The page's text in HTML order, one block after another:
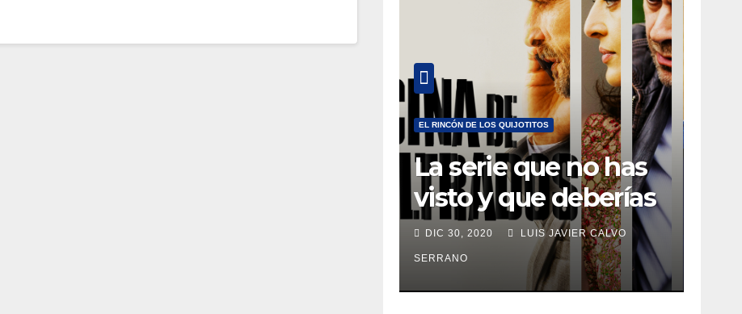
EL RINCÓN DE LOS QUIJOTITOS
La serie que no has
visto y que deberías
estar viendo
DIC 30, 2020 LUIS JAVIER CALVO
SERRANO